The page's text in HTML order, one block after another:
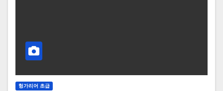
헝가리어 초급